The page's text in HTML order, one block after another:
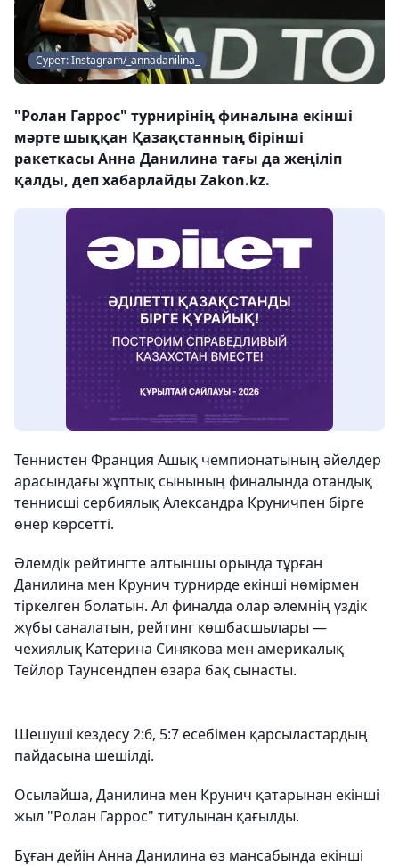
Сурет: Instagram/_annadanilina_
"Ролан Гаррос" турнирінің финалына екінші
мәрте шыққан Қазақстанның бірінші
ракеткасы Анна Данилина тағы да жеңіліп
қалды, деп хабарлайды Zakon.kz.
Теннистен Франция Ашық чемпионатының әйелдер
арасындағы жұптық сынының финалында отандық
теннисші сербиялық Александра Круничпен бірге
өнер көрсетті.
Әлемдік рейтингте алтыншы орында тұрған
Данилина мен Крунич турнирде екінші нөмірмен
тіркелген болатын. Ал финалда олар әлемнің үздік
жұбы саналатын, рейтинг көшбасшылары —
чехиялық Катерина Синякова мен америкалық
Тейлор Таунсендпен өзара бақ сынасты.
Шешуші кездесу 2:6, 5:7 есебімен қарсыластардың
пайдасына шешілді.
Осылайша, Данилина мен Крунич қатарынан екінші
жыл "Ролан Гаррос" титулынан қағылды.
Бұған дейін Анна Данилина өз мансабында екінші